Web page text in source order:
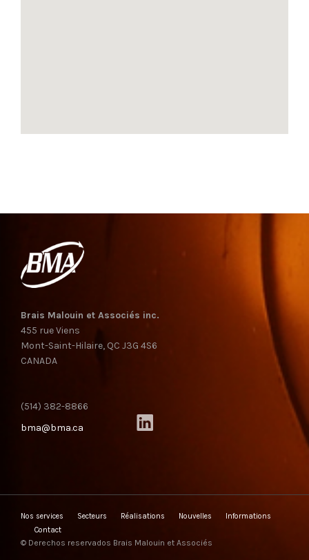
Brais Malouin et Associés inc.
455 rue Viens
Mont-Saint-Hilaire, QC J3G 4S6
CANADA
(514) 382-8866
bma@bma.ca
Nos services Secteurs Réalisations Nouvelles
Informations
Contact
© Derechos reservados Brais Malouin et Associés